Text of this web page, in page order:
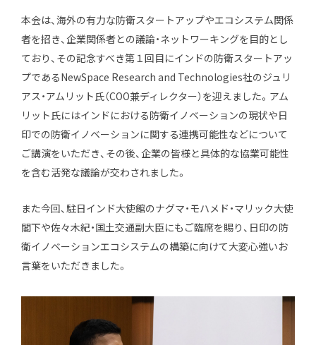
お知らせ
インターンシップ
お問い合わせ
メルマガ登録
JP EN
本会は、海外の有力な防衛スタートアップやエコシステム関係
者を招き、企業関係者との議論・ネットワーキングを目的とし
ており、その記念すべき第１回目にインドの防衛スタートアッ
プであるNewSpace Research and Technologies社のジュリ
アス・アムリット氏（COO兼ディレクター）を迎えました。アム
リット氏にはインドにおける防衛イノベーションの現状や日
印での防衛イノベーションに関する連携可能性などについて
ご講演をいただき、その後、企業の皆様と具体的な協業可能性
を含む活発な議論が交わされました。
また今回、駐日インド大使館のナグマ・モハメド・マリック大使
閣下や佐々木紀・国土交通副大臣にもご臨席を賜り、日印の防
衛イノベーションエコシステムの構築に向けて大変心強いお
言葉をいただきました。